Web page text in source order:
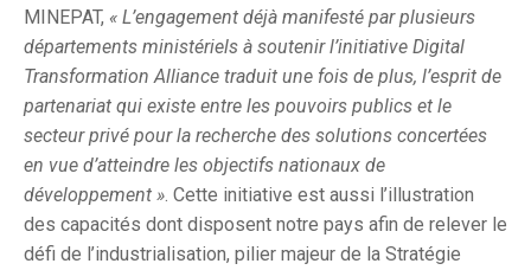
MINEPAT, « L’engagement déjà manifesté par plusieurs
départements ministériels à soutenir l’initiative Digital
Transformation Alliance traduit une fois de plus, l’esprit de
partenariat qui existe entre les pouvoirs publics et le
secteur privé pour la recherche des solutions concertées
en vue d’atteindre les objectifs nationaux de
développement » . Cette initiative est aussi l’illustration
des capacités dont disposent notre pays afin de relever le
défi de l’industrialisation, pilier majeur de la Stratégie